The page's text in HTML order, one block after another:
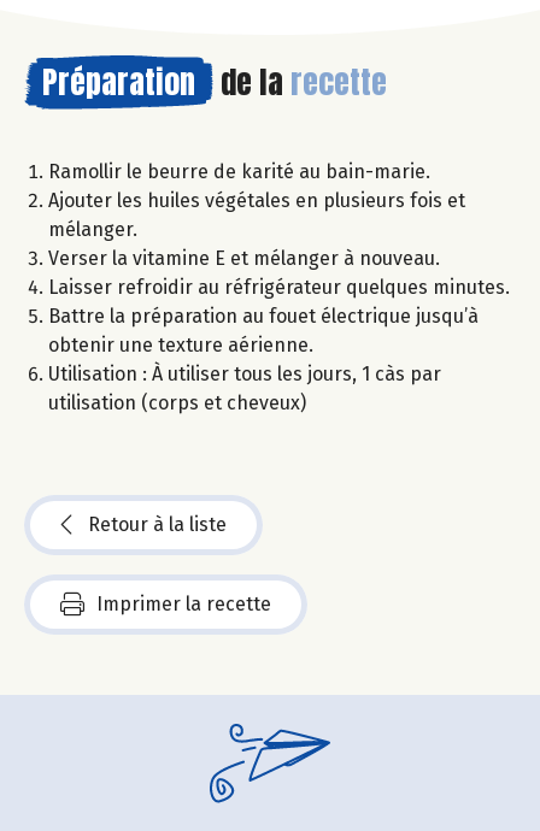
Préparation de la recette
Ramollir le beurre de karité au bain-marie.
Ajouter les huiles végétales en plusieurs fois et
mélanger.
Verser la vitamine E et mélanger à nouveau.
Laisser refroidir au réfrigérateur quelques minutes.
Battre la préparation au fouet électrique jusqu’à
obtenir une texture aérienne.
Utilisation : À utiliser tous les jours, 1 càs par
utilisation (corps et cheveux)
Retour à la liste
Imprimer la recette